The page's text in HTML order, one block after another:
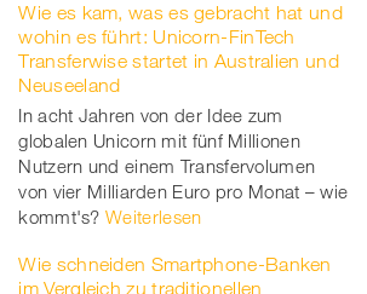
Wie es kam, was es gebracht hat und
wohin es führt: Unicorn-FinTech
Transferwise startet in Australien und
Neuseeland
In acht Jahren von der Idee zum
globalen Unicorn mit fünf Millionen
Nutzern und einem Transfervolumen
von vier Milliarden Euro pro Monat – wie
kommt's? Weiterlesen
Wie schneiden Smartphone-Banken
im Vergleich zu traditionellen